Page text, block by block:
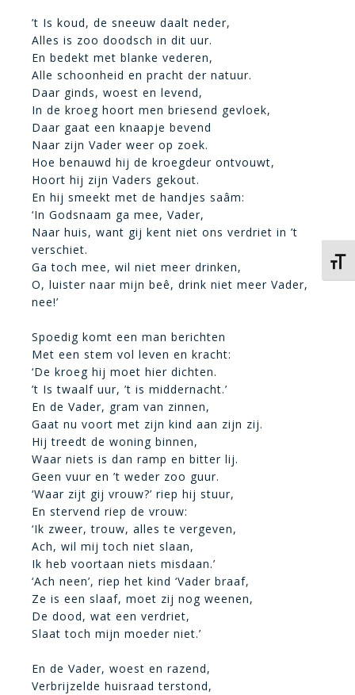
’t Is koud, de sneeuw daalt neder,
Alles is zoo doodsch in dit uur.
En bedekt met blanke vederen,
Alle schoonheid en pracht der natuur.
Daar ginds, woest en levend,
In de kroeg hoort men briesend gevloek,
Daar gaat een knaapje bevend
Naar zijn Vader weer op zoek.
Hoe benauwd hij de kroegdeur ontvouwt,
Hoort hij zijn Vaders gekout.
En hij smeekt met de handjes saâm:
‘In Godsnaam ga mee, Vader,
Naar huis, want gij kent niet ons verdriet in ’t
verschiet.
Ga toch mee, wil niet meer drinken,
O, luister naar mijn beê, drink niet meer Vader,
nee!’
Spoedig komt een man berichten
Met een stem vol leven en kracht:
‘De kroeg hij moet hier dichten.
’t Is twaalf uur, ’t is middernacht.’
En de Vader, gram van zinnen,
Gaat nu voort met zijn kind aan zijn zij.
Hij treedt de woning binnen,
Waar niets is dan ramp en bitter lij.
Geen vuur en ’t weder zoo guur.
‘Waar zijt gij vrouw?’ riep hij stuur,
En stervend riep de vrouw:
‘Ik zweer, trouw, alles te vergeven,
Ach, wil mij toch niet slaan,
Ik heb voortaan niets misdaan.’
‘Ach neen’, riep het kind ‘Vader braaf,
Ze is een slaaf, moet zij nog weenen,
De dood, wat een verdriet,
Slaat toch mijn moeder niet.’
En de Vader, woest en razend,
Verbrijzelde huisraad terstond,